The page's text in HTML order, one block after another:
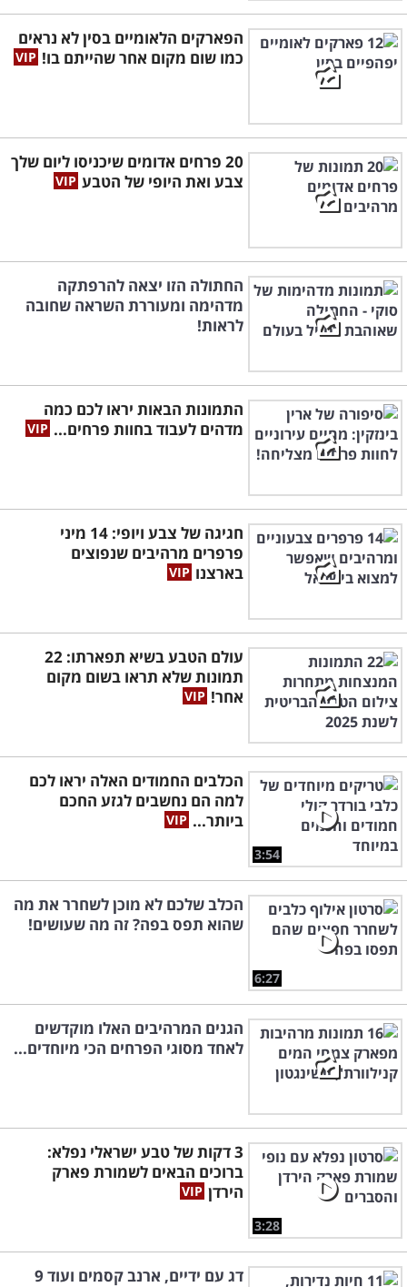
הפארקים הלאומיים בסין לא נראים
כמו שום מקום אחר שהייתם בו!
20 פרחים אדומים שיכניסו ליום שלך
צבע ואת היופי של הטבע
החתולה הזו יצאה להרפתקה
מדהימה ומעוררת השראה שחובה
לראות!
התמונות הבאות יראו לכם כמה
מדהים לעבוד בחוות פרחים...
חגיגה של צבע ויופי: 14 מיני
פרפרים מרהיבים שנפוצים
בארצנו
עולם הטבע בשיא תפארתו: 22
תמונות שלא תראו בשום מקום
אחר!
3:54
הכלבים החמודים האלה יראו לכם
למה הם נחשבים לגזע החכם
ביותר...
6:27
הכלב שלכם לא מוכן לשחרר את מה
שהוא תפס בפה? זה מה שעושים!
הגנים המרהיבים האלו מוקדשים
לאחד מסוגי הפרחים הכי מיוחדים...
3:28
3 דקות של טבע ישראלי נפלא:
ברוכים הבאים לשמורת פארק
הירדן
דג עם ידיים, ארנב קסמים ועוד 9